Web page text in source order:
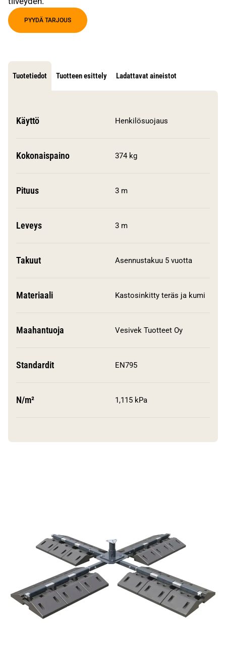
PYYDÄ TARJOUS
Tuotetiedot Tuotteen esittely Ladattavat aineistot
Käyttö Henkilösuojaus
Kokonaispaino 374 kg
Pituus 3 m
Leveys 3 m
Takuut Asennustakuu 5 vuotta
Materiaali Kastosinkitty teräs ja kumi
Maahantuoja Vesivek Tuotteet Oy
Standardit EN795
N/m² 1,115 kPa